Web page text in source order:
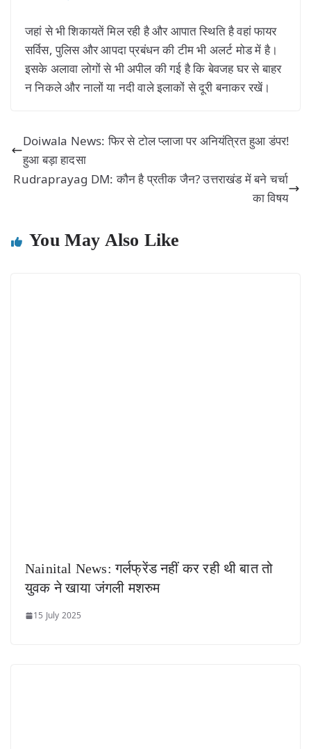
जहां से भी शिकायतें मिल रही है और आपात स्थिति है वहां फायर
सर्विस, पुलिस और आपदा प्रबंधन की टीम भी अलर्ट मोड में है।
इसके अलावा लोगों से भी अपील की गई है कि बेवजह घर से बाहर
न निकले और नालों या नदी वाले इलाकों से दूरी बनाकर रखें।
Doiwala News: फिर से टोल प्लाजा पर अनियंत्रित हुआ डंपर!
हुआ बड़ा हादसा
Rudraprayag DM: कौन है प्रतीक जैन? उत्तराखंड में बने चर्चा
का विषय
You May Also Like
Nainital News: गर्लफ्रेंड नहीं कर रही थी बात तो
युवक ने खाया जंगली मशरुम
15 July 2025